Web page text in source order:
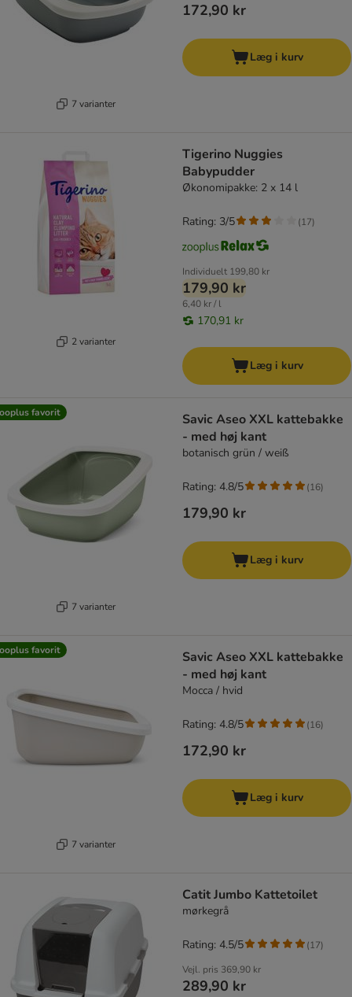
7 varianter
172,90 kr
Læg i kurv
2 varianter
Tigerino Nuggies
Babypudder
Økonomipakke: 2 x 14 l
Individuelt 199,80 kr
179,90 kr
6,40 kr / l
170,91 kr
Rating: 3/5 (17)
Læg i kurv
favorit
7 varianter
Savic Aseo XXL kattebakke
- med høj kant
botanisch grün / weiß
179,90 kr
Rating: 4.8/5 (16)
Læg i kurv
favorit
7 varianter
Savic Aseo XXL kattebakke
- med høj kant
Mocca / hvid
172,90 kr
Rating: 4.8/5 (16)
Læg i kurv
Catit Jumbo Kattetoilet
mørkegrå
Vejl. pris 369,90 kr
289,90 kr
Rating: 4.5/5 (17)